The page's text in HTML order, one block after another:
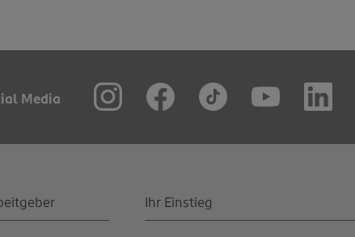
Media
Ihr Einstieg